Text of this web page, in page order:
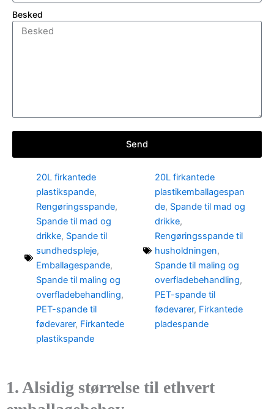
Besked
Send
20L firkantede
plastikspande,
Rengøringsspande,
Spande til mad og
drikke, Spande til
sundhedspleje,
Emballagespande,
Spande til maling og
overfladebehandling,
PET-spande til
fødevarer, Firkantede
plastikspande
20L firkantede
plastikemballagespan
de, Spande til mad og
drikke,
Rengøringsspande til
husholdningen,
Spande til maling og
overfladebehandling,
PET-spande til
fødevarer, Firkantede
pladespande
1. Alsidig størrelse til ethvert